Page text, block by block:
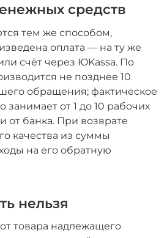
средств
тем же способом,
оплата — на ту же
счёт через ЮKassa. По
не позднее 10
обращения; фактическое
от 1 до 10 рабочих
от банка. При возврате
качества из суммы
на его обратную
нельзя
товара надлежащего